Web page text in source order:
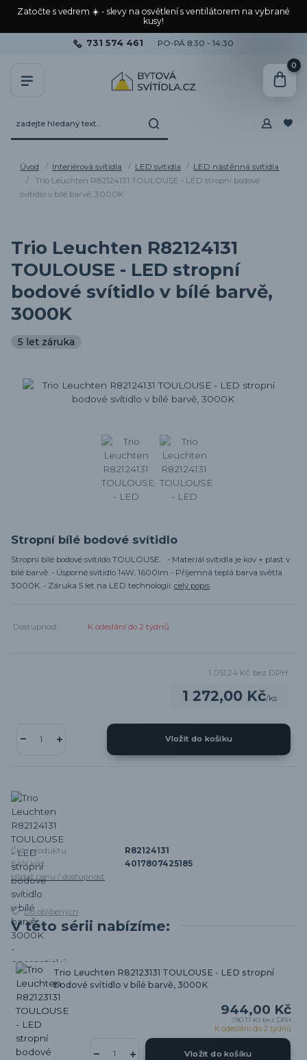
Zatočte s vedrem ☀️ - slevy na osvětlení s ventilátorem na vybrané
kusy!
731 574 461 PO-PÁ 8:30 - 14:30
0
Úvod Interiérová svítidla LED svítidla
LED nástěnná svítidla
Trio Leuchten R82124131 TOULOUSE - LED stropní bodové
svítidlo v bílé barvě, 3000K
Trio Leuchten R82124131
TOULOUSE - LED stropní
bodové svítidlo v bílé barvě,
3000K
5 let záruka
Stropní bílé bodové svítidlo
Stropní bílé bodové svítildo TOULOUSE. - Materiál svítidla je kov + plast v
bílé barvě. - Úsporné svítidlo 14W, 1600lm - Příjemná teplá barva světla
3000K. - Záruka 5 let na LED technologii. celý popis
Dostupnost K odeslání do 2 týdnů
1 272,00 Kč/ks
1 051,24 Kč bez DPH
Vložit do košíku
Číslo produktu:
R82124131
EAN kód:
4017807425185
Hlídat cenu / dostupnost
Do oblíbených
V této sérii nabízíme:
Trio Leuchten R82123131 TOULOUSE - LED stropní
bodové svítidlo v bílé barvě, 3000K
944,00 Kč
780,17 Kč bez DPH
K odeslání do 2 týdnů
Vložit do košíku